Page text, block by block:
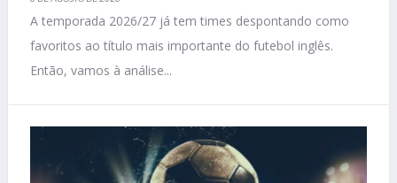
A temporada 2026/27 já tem times despontando como
favoritos ao título mais importante do futebol inglês.
Então, vamos à análise...